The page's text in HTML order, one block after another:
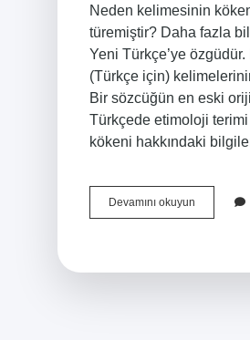
Neden kelimesinin
türemiştir? Daha fazla
Yeni Türkçe’ye
(Türkçe için)
Bir sözcüğün en eski
Türkçede etimoloji terimi
kökeni hakkındaki
Devamını okuyun
Kelimesi